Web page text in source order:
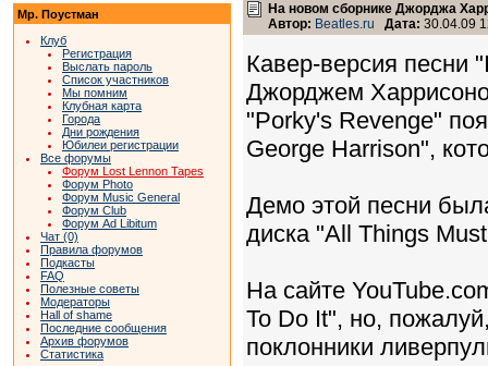
Мр. Поустман
Клуб
Регистрация
Выслать пароль
Список участников
Мы помним
Клубная карта
Города
Дни рождения
Юбилеи регистрации
Все форумы
Форум Lost Lennon Tapes
Форум Photo
Форум Music General
Форум Club
Форум Ad Libitum
Чат (0)
Правила форумов
Подкасты
FAQ
Полезные советы
Модераторы
Hall of shame
Последние сообщения
Архив форумов
Статистика
На новом сборнике Джорджа
Автор: Beatles.ru Дата: 30.04.09
Кавер-версия песни
Джорджем
"Porky's Revenge"
George Harrison",
Демо этой песни
диска "All Things
На сайте
To Do It", но,
поклонники